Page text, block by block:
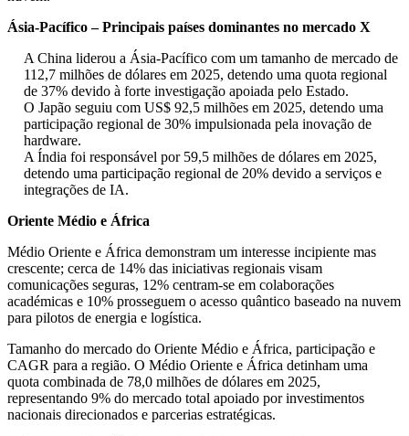
Ásia-Pacífico – Principais países dominantes no mercado X
A China liderou a Ásia-Pacífico com um tamanho de mercado de
112,7 milhões de dólares em 2025, detendo uma quota regional
de 37% devido à forte investigação apoiada pelo Estado.
O Japão seguiu com US$ 92,5 milhões em 2025, detendo uma
participação regional de 30% impulsionada pela inovação de
hardware.
A Índia foi responsável por 59,5 milhões de dólares em 2025,
detendo uma participação regional de 20% devido a serviços e
integrações de IA.
Oriente Médio e África
Médio Oriente e África demonstram um interesse incipiente mas
crescente; cerca de 14% das iniciativas regionais visam
comunicações seguras, 12% centram-se em colaborações
académicas e 10% prosseguem o acesso quântico baseado na nuvem
para pilotos de energia e logística.
Tamanho do mercado do Oriente Médio e África, participação e
CAGR para a região. O Médio Oriente e África detinham uma
quota combinada de 78,0 milhões de dólares em 2025,
representando 9% do mercado total apoiado por investimentos
nacionais direcionados e parcerias estratégicas.